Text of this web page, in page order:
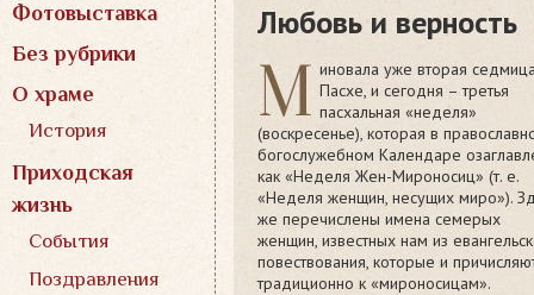
Фотовыставка
Без рубрики
О храме
История
Приходская
жизнь
События
Поздравления
Любовь и верность
М иновала уже вторая
Пасхе, и сегодня – третья
пасхальная «неделя»
(воскресенье), которая в
богослужебном Календаре
как «Неделя Жен-Мироносиц» (т. е.
«Неделя женщин, несущих миро»).
же перечислены имена семерых
женщин, известных нам из
повествования, которые и
традиционно к «мироносицам».